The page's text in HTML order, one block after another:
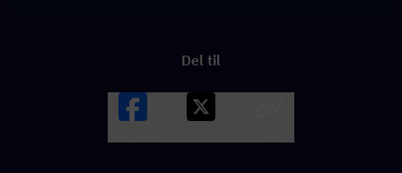
Del til